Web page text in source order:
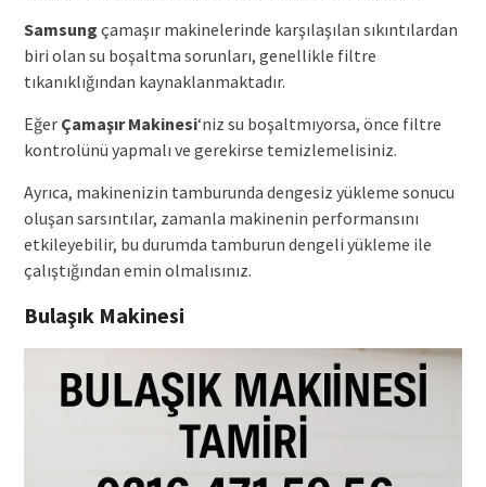
Samsung çamaşır makinelerinde karşılaşılan sıkıntılardan
biri olan su boşaltma sorunları, genellikle filtre
tıkanıklığından kaynaklanmaktadır.
Eğer Çamaşır Makinesi‘niz su boşaltmıyorsa, önce filtre
kontrolünü yapmalı ve gerekirse temizlemelisiniz.
Ayrıca, makinenizin tamburunda dengesiz yükleme sonucu
oluşan sarsıntılar, zamanla makinenin performansını
etkileyebilir, bu durumda tamburun dengeli yükleme ile
çalıştığından emin olmalısınız.
Bulaşık Makinesi